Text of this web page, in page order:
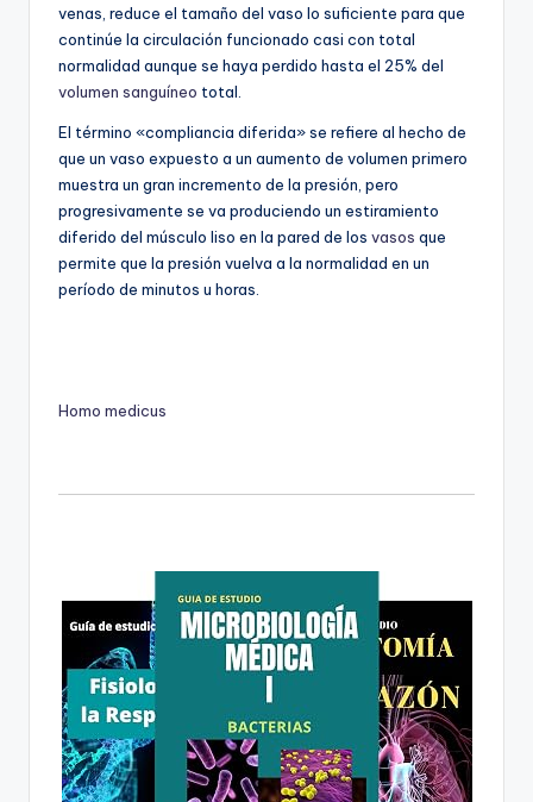
venas, reduce el tamaño del vaso lo suficiente para que
continúe la circulación funcionado casi con total
normalidad aunque se haya perdido hasta el 25% del
volumen sanguíneo total.
El término «compliancia diferida» se refiere al hecho de
que un vaso expuesto a un aumento de volumen primero
muestra un gran incremento de la presión, pero
progresivamente se va produciendo un estiramiento
diferido del músculo liso en la pared de los vasos que
permite que la presión vuelva a la normalidad en un
período de minutos u horas.
Homo medicus